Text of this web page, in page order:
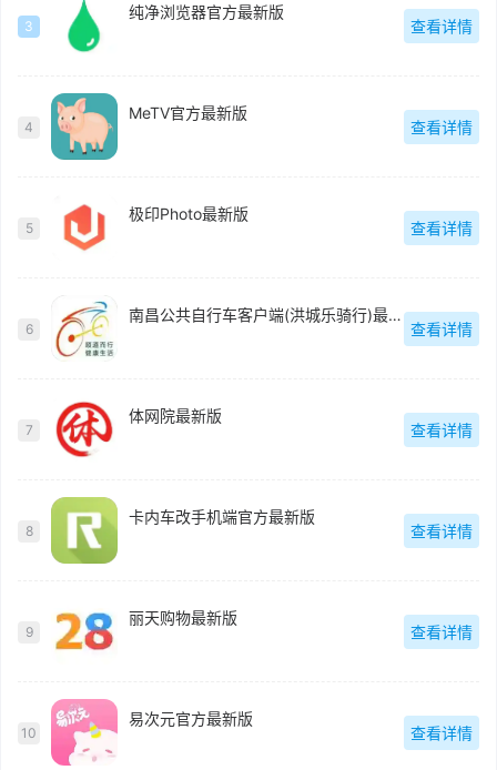
3
纯净浏览器官方最新版
查看详情
4
MeTV官方最新版
查看详情
5
极印Photo最新版
查看详情
6
南昌公共自行车客户端(洪城乐骑行)最新版
查看详情
7
体网院最新版
查看详情
8
卡内车改手机端官方最新版
查看详情
9
丽天购物最新版
查看详情
10
易次元官方最新版
查看详情